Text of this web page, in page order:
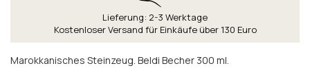
Lieferung: 2-3 Werktage
Kostenloser Versand für Einkäufe über 130 Euro
Marokkanisches Steinzeug. Beldi Becher 300 ml.